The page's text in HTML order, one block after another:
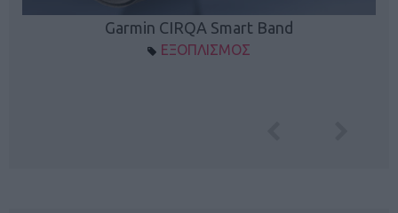
Garmin CIRQA Smart Band
ΕΞΟΠΛΙΣΜΟΣ